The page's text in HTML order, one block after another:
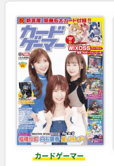
￥19,000
M2a 250/193 MUR
￥18,000
349/190 SAR
￥17,000
ダークライEX BW4
072/069 SR
￥17,000
ミュウ S8a 030/028
UR
￥16,000
イブキのカイリュー
VS水炎 049/141 C C
￥16,000
ピカチュウ e1
016/128 C
メガオーダイルex MC
763/742
フラダリの奥の手
XY4 095/088 SR
カードゲーマー